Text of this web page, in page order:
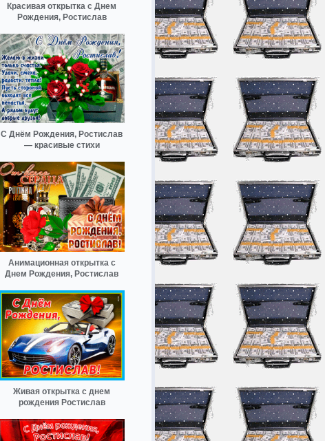
Красивая открытка с Днем
Рождения, Ростислав
С Днём Рождения, Ростислав
— красивые стихи
Анимационная открытка с
Днем Рождения, Ростислав
Живая открытка с днем
рождения Ростислав